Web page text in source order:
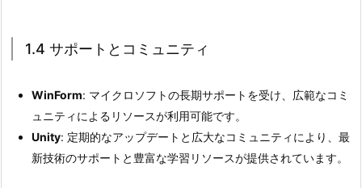
3
ー
ド
の
記
1.4 サポートとコミュニティ
WinForm: マイクロソフトの長期サポートを受け、広範なコミ
ュニティによるリソースが利用可能です。
Unity: 定期的なアップデートと広大なコミュニティにより、最
新技術のサポートと豊富な学習リソースが提供されています。